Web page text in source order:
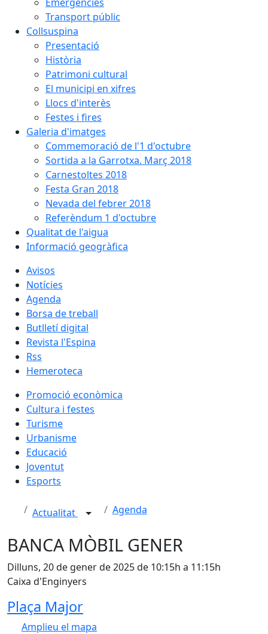
Transport públic
Collsuspina
Presentació
Història
Patrimoni cultural
El municipi en xifres
Llocs d'interès
Festes i fires
Galeria d'imatges
Commemoració de l'1 d'octubre
Sortida a la Garrotxa. Març 2018
Carnestoltes 2018
Festa Gran 2018
Nevada del febrer 2018
Referèndum 1 d'octubre
Qualitat de l'aigua
Informació geogràfica
Avisos
Notícies
Agenda
Borsa de treball
Butlletí digital
Revista l'Espina
Rss
Hemeroteca
Promoció econòmica
Cultura i festes
Turisme
Urbanisme
Educació
Joventut
Esports
Actualitat Agenda
BANCA MÒBIL GENER
Dilluns, 20 de gener de 2025 de 10:15h a 11:15h
Caixa d'Enginyers
Plaça Major
Amplieu el mapa